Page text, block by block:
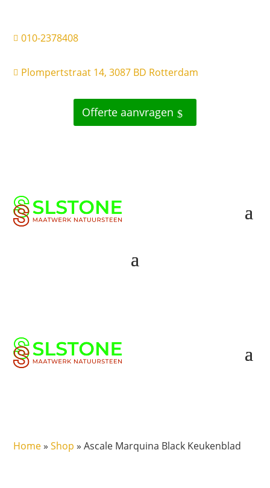
 010-2378408
 Plompertstraat 14, 3087 BD Rotterdam
Offerte aanvragen
Home»Shop »Ascale Marquina Black Keukenblad